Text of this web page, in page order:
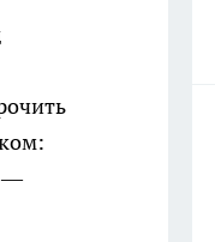
—